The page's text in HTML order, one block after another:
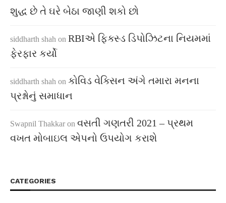
શુદ્ધ છે તે ઘરે બેઠા જાણી શકો છો
siddharth shah on RBIએ ફિક્સ્ડ ડિપોઝિટના નિયમમાં
ફેરફાર કર્યો
siddharth shah on કોવિડ વેક્સિન અંગે તમારા મનના
પ્રશ્નોનું સમાધાન
Swapnil Thakkar on વસતી ગણતરી 2021 – પ્રથમ
વખત મોબાઇલ એપનો ઉપયોગ કરાશે
CATEGORIES